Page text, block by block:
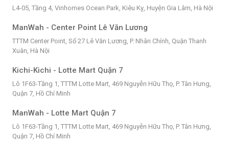
L4-05, Tầng 4, Vinhomes Ocean Park, Kiêu Kỵ, Huyện Gia Lâm, Hà Nội
ManWah - Center Point Lê Văn Lương
TTTM Center Point, Số 27 Lê Văn Lương, P. Nhân Chính, Quận Thanh
Xuân, Hà Nội
Kichi-Kichi - Lotte Mart Quận 7
Lô 1F63-Tầng 1, TTTM Lotte Mart, 469 Nguyễn Hữu Thọ, P. Tân Hưng,
Quận 7, Hồ Chí Minh
ManWah - Lotte Mart Quận 7
Lô 1F63-Tầng 1, TTTM Lotte Mart, 469 Nguyễn Hữu Thọ, P. Tân Hưng,
Quận 7, Hồ Chí Minh